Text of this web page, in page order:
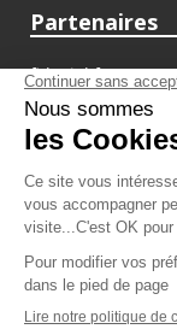
Partenaires
fiducial.fr
lyoncapitale.fr
olympique-et-
L'application
Les cookies